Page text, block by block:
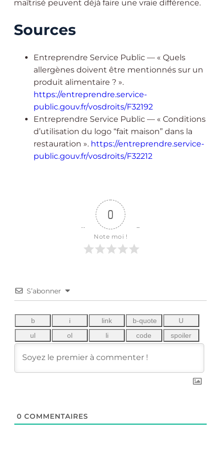
maîtrisé peuvent déjà faire une vraie différence.
Sources
Entreprendre Service Public — « Quels
allergènes doivent être mentionnés sur un
produit alimentaire ? ».
https://entreprendre.service-
public.gouv.fr/vosdroits/F32192
Entreprendre Service Public — « Conditions
d’utilisation du logo “fait maison” dans la
restauration ». https://entreprendre.service-
public.gouv.fr/vosdroits/F32212
0
Note moi !
S’abonner
0 COMMENTAIRES